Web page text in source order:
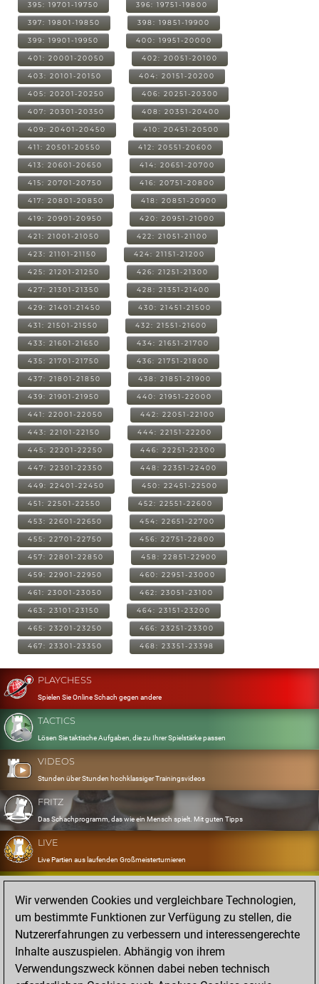
395: 19701-19750 396: 19751-19800
397: 19801-19850 398: 19851-19900
399: 19901-19950 400: 19951-20000
401: 20001-20050 402: 20051-20100
403: 20101-20150 404: 20151-20200
405: 20201-20250 406: 20251-20300
407: 20301-20350 408: 20351-20400
409: 20401-20450 410: 20451-20500
411: 20501-20550 412: 20551-20600
413: 20601-20650 414: 20651-20700
415: 20701-20750 416: 20751-20800
417: 20801-20850 418: 20851-20900
419: 20901-20950 420: 20951-21000
421: 21001-21050 422: 21051-21100
423: 21101-21150 424: 21151-21200
425: 21201-21250 426: 21251-21300
427: 21301-21350 428: 21351-21400
429: 21401-21450 430: 21451-21500
431: 21501-21550 432: 21551-21600
433: 21601-21650 434: 21651-21700
435: 21701-21750 436: 21751-21800
437: 21801-21850 438: 21851-21900
439: 21901-21950 440: 21951-22000
441: 22001-22050 442: 22051-22100
443: 22101-22150 444: 22151-22200
445: 22201-22250 446: 22251-22300
447: 22301-22350 448: 22351-22400
449: 22401-22450 450: 22451-22500
451: 22501-22550 452: 22551-22600
453: 22601-22650 454: 22651-22700
455: 22701-22750 456: 22751-22800
457: 22801-22850 458: 22851-22900
459: 22901-22950 460: 22951-23000
461: 23001-23050 462: 23051-23100
463: 23101-23150 464: 23151-23200
465: 23201-23250 466: 23251-23300
467: 23301-23350 468: 23351-23398
PLAYCHESS
Spielen Sie Online Schach gegen andere
TACTICS
Lösen Sie taktische Aufgaben, die zu Ihrer Spielstärke passen
VIDEOS
Stunden über Stunden hochklassiger Trainingsvideos
FRITZ
Das Schachprogramm, das wie ein Mensch spielt. Mit guten Tipps
LIVE
Live Partien aus laufenden Großmeisterturnieren
OPENINGS
Erfassen und Üben Sie Ihr Eröffnungsrepertoire
DATABASE
Acht Millionen starke Partien
MYGAMES
Speichern und analysieren Sie eigene Partien in der Cloud
Wir verwenden Cookies und vergleichbare Technologien,
um bestimmte Funktionen zur Verfügung zu stellen, die
Nutzererfahrungen zu verbessern und interessengerechte
Inhalte auszuspielen. Abhängig von ihrem
Verwendungszweck können dabei neben technisch